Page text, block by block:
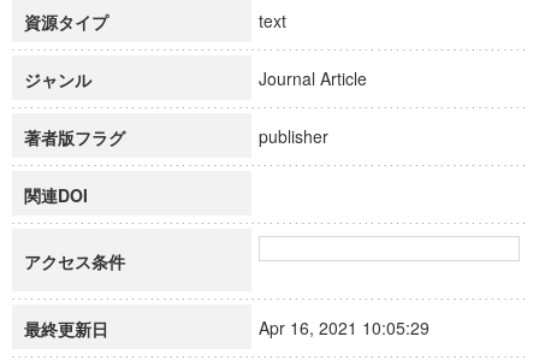
資源タイプ text
ジャンル Journal Article
著者版フラグ publisher
関連DOI
アクセス条件
最終更新日 Apr 16, 2021 10:05:29